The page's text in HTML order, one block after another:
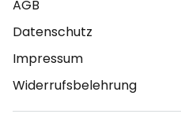
AGB
Datenschutz
Impressum
Widerrufsbelehrung